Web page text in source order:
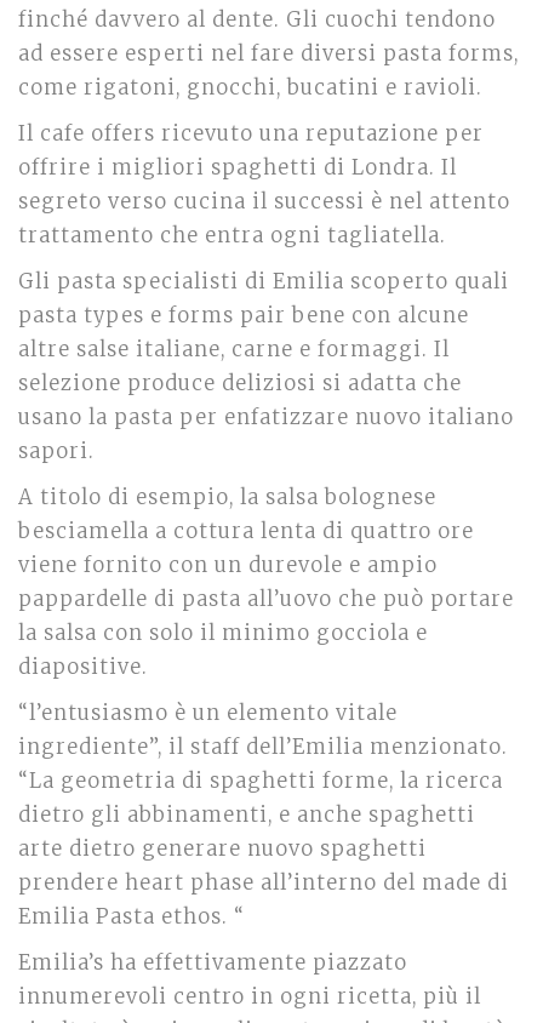
finché davvero al dente. Gli cuochi tendono
ad essere esperti nel fare diversi pasta forms,
come rigatoni, gnocchi, bucatini e ravioli.
Il cafe offers ricevuto una reputazione per
offrire i migliori spaghetti di Londra. Il
segreto verso cucina il successi è nel attento
trattamento che entra ogni tagliatella.
Gli pasta specialisti di Emilia scoperto quali
pasta types e forms pair bene con alcune
altre salse italiane, carne e formaggi. Il
selezione produce deliziosi si adatta che
usano la pasta per enfatizzare nuovo italiano
sapori.
A titolo di esempio, la salsa bolognese
besciamella a cottura lenta di quattro ore
viene fornito con un durevole e ampio
pappardelle di pasta all’uovo che può portare
la salsa con solo il minimo gocciola e
diapositive.
“l’entusiasmo è un elemento vitale
ingrediente”, il staff dell’Emilia menzionato.
“La geometria di spaghetti forme, la ricerca
dietro gli abbinamenti, e anche spaghetti
arte dietro generare nuovo spaghetti
prendere heart phase all’interno del made di
Emilia Pasta ethos. “
Emilia’s ha effettivamente piazzato
innumerevoli centro in ogni ricetta, più il